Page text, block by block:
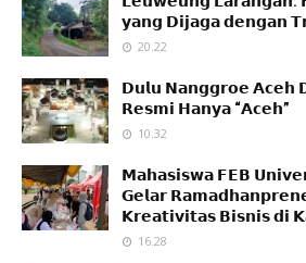
𝘆𝗮𝗻𝗴 𝗗𝗶𝗷𝗮𝗴𝗮 𝗱𝗲𝗻𝗴𝗮𝗻
20.22
𝗗𝘂𝗹𝘂 𝗡𝗮𝗻𝗴𝗴𝗿𝗼𝗲 𝗔𝗰𝗲𝗵
𝗥𝗲𝘀𝗺𝗶 𝗛𝗮𝗻𝘆𝗮 “𝗔𝗰𝗲𝗵”
10.32
𝗠𝗮𝗵𝗮𝘀𝗶𝘀𝘄𝗮 𝗙𝗘𝗕
𝗚𝗲𝗹𝗮𝗿
𝗞𝗿𝗲𝗮𝘁𝗶𝘃𝗶𝘁𝗮𝘀 𝗕𝗶𝘀𝗻𝗶𝘀
16.28